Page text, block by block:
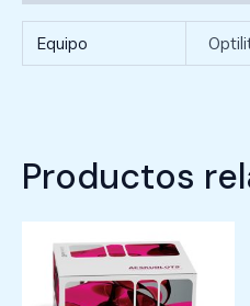
Equipo
Productos